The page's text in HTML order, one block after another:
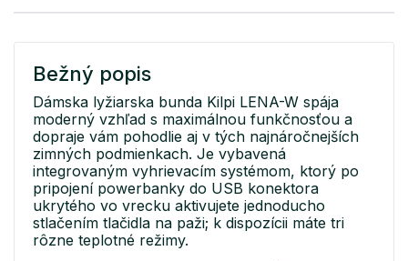
Bežný popis
Dámska lyžiarska bunda Kilpi LENA-W spája
moderný vzhľad s maximálnou funkčnosťou a
dopraje vám pohodlie aj v tých najnáročnejších
zimných podmienkach. Je vybavená
integrovaným vyhrievacím systémom, ktorý po
pripojení powerbanky do USB konektora
ukrytého vo vrecku aktivujete jednoducho
stlačením tlačidla na paži; k dispozícii máte tri
rôzne teplotné režimy.